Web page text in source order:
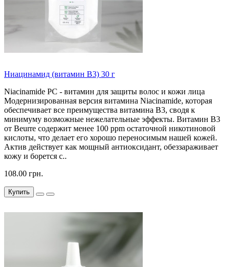
Ниацинамид (витамин B3) 30 г
Niacinamide PC - витамин для защиты волос и кожи лица
Модернизированная версия витамина Niacinamide, которая
обеспечивает все преимущества витамина B3, сводя к
минимуму возможные нежелательные эффекты. Витамин B3
от Beurre содержит менее 100 ppm остаточной никотиновой
кислоты, что делает его хорошо переносимым нашей кожей.
Актив действует как мощный антиоксидант, обеззараживает
кожу и борется с..
108.00 грн.
Купить